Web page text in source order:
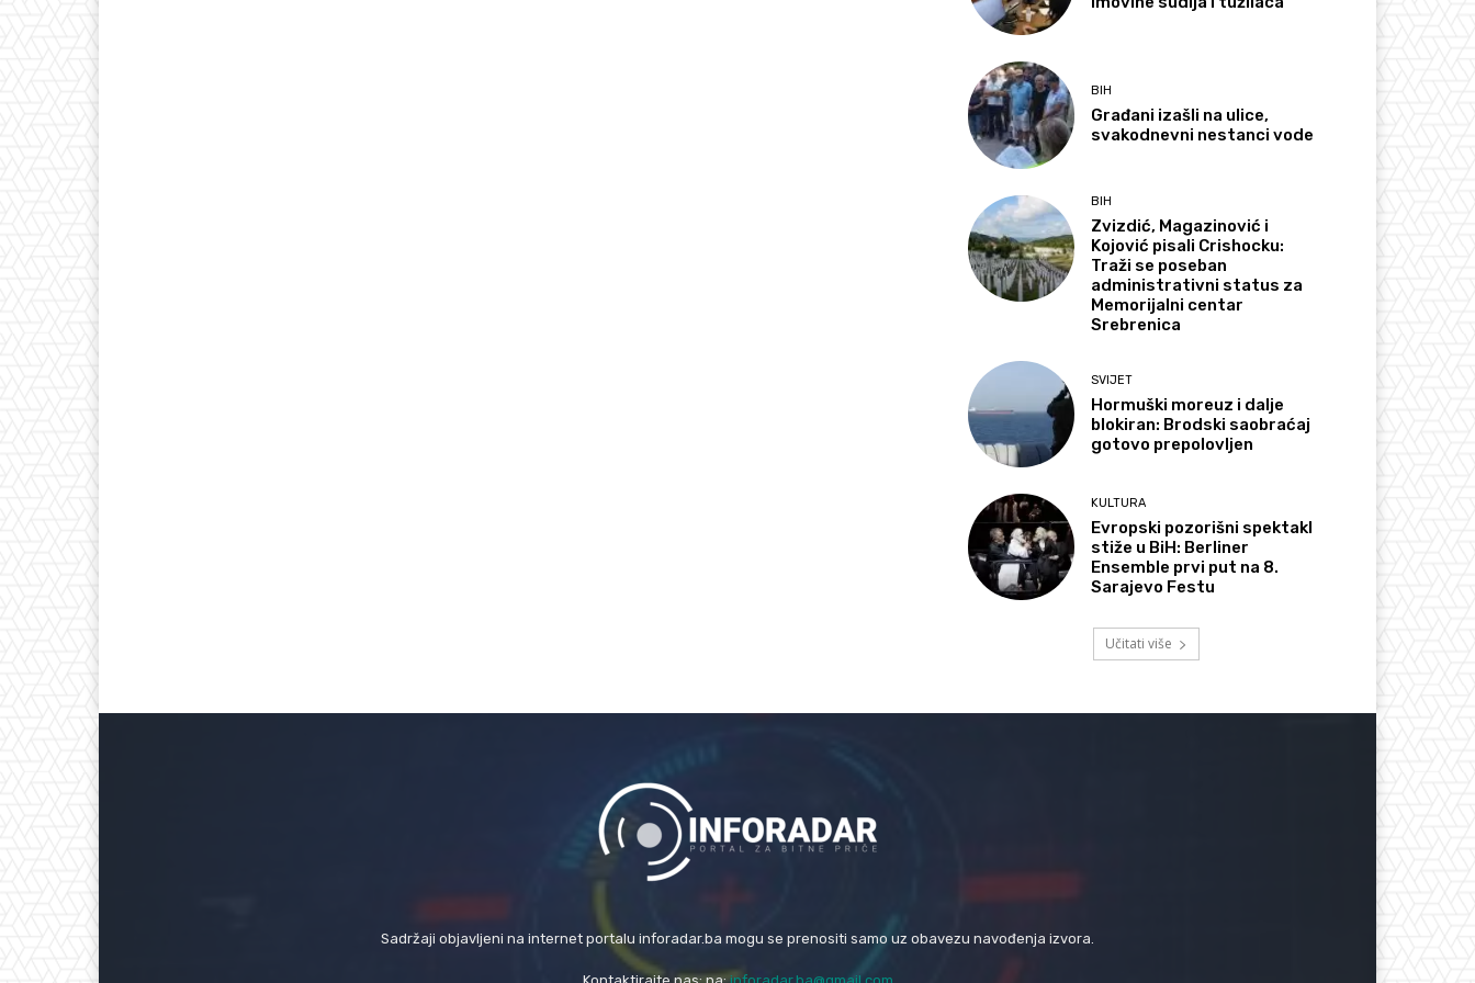
BIH
Građani izašli na ulice,
svakodnevni nestanci vode
BIH
Zvizdić, Magazinović i
Kojović pisali Crishocku:
Traži se poseban
administrativni status za
Memorijalni centar
Srebrenica
SVIJET
Hormuški moreuz i dalje
blokiran: Brodski saobraćaj
gotovo prepolovljen
KULTURA
Evropski pozorišni spektakl
stiže u BiH: Berliner
Ensemble prvi put na 8.
Sarajevo Festu
Učitati više
Sadržaji objavljeni na internet portalu inforadar.ba mogu se prenositi samo uz obavezu navođenja izvora.